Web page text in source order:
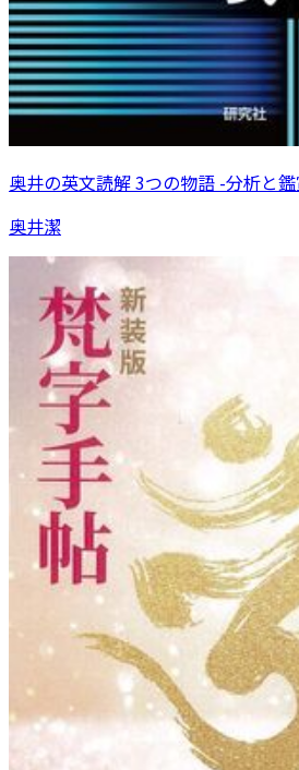
奥井の英文読解 3つの物語 -分析と
奥井潔